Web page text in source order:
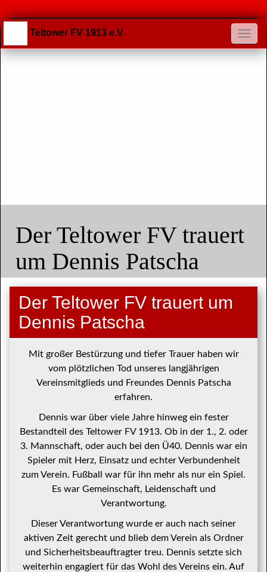
Teltower FV 1913 e.V.
Der Teltower FV trauert
um Dennis Patscha
Der Teltower FV trauert um
Dennis Patscha
Mit großer Bestürzung und tiefer Trauer haben wir
vom plötzlichen Tod unseres langjährigen
Vereinsmitglieds und Freundes Dennis Patscha
erfahren.
Dennis war über viele Jahre hinweg ein fester
Bestandteil des Teltower FV 1913. Ob in der 1., 2. oder
3. Mannschaft, oder auch bei den Ü40. Dennis war ein
Spieler mit Herz, Einsatz und echter Verbundenheit
zum Verein. Fußball war für ihn mehr als nur ein Spiel.
Es war Gemeinschaft, Leidenschaft und
Verantwortung.
Dieser Verantwortung wurde er auch nach seiner
aktiven Zeit gerecht und blieb dem Verein als Ordner
und Sicherheitsbeauftragter treu. Dennis setzte sich
weiterhin engagiert für das Wohl des Vereins ein. Auf